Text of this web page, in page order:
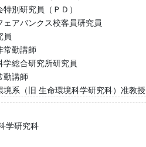
別研究員（ＰＤ）
ェアバンクス校客員研究員
員
常勤講師
総合研究所研究員
勤講師
境系（旧 生命環境科学研究科）准教授
学研究科